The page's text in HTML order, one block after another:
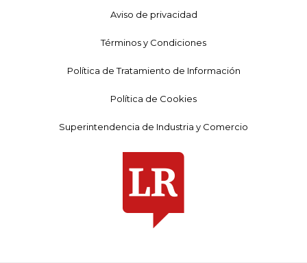
Aviso de privacidad
Términos y Condiciones
Política de Tratamiento de Información
Política de Cookies
Superintendencia de Industria y Comercio